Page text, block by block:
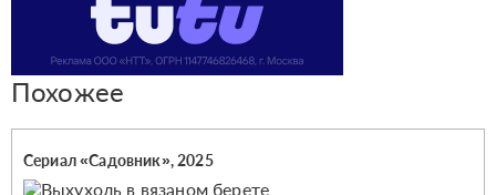
Похожее
Сериал «Садовник», 2025